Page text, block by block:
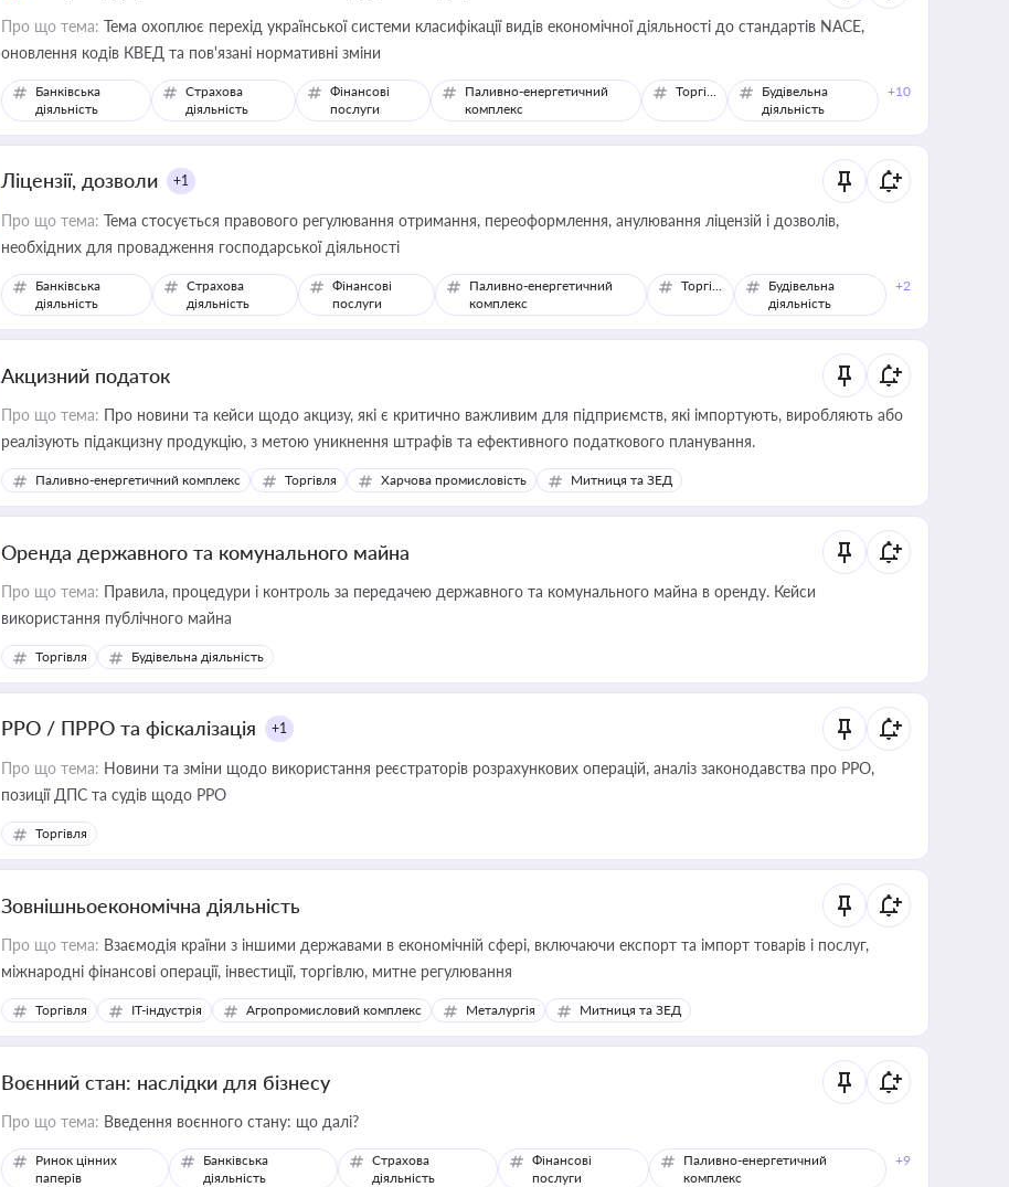
Про що тема: Тема охоплює перехід української системи класифікації видів економічної діяльності до стандартів NACE,
оновлення кодів КВЕД та пов'язані нормативні зміни
Банківська
діяльність
Страхова
діяльність
Фінансові
послуги
Паливно-енергетичний
комплекс
Торгівля
Будівельна
діяльність
+10
Ліцензії, дозволи +1
Про що тема: Тема стосується правового регулювання отримання, переоформлення, анулювання ліцензій і дозволів,
необхідних для провадження господарської діяльності
Банківська
діяльність
Страхова
діяльність
Фінансові
послуги
Паливно-енергетичний
комплекс
Торгівля
Будівельна
діяльність
+2
Акцизний податок
Про що тема: Про новини та кейси щодо акцизу, які є критично важливим для підприємств, які імпортують, виробляють або
реалізують підакцизну продукцію, з метою уникнення штрафів та ефективного податкового планування.
Паливно-енергетичний комплекс Торгівля Харчова промисловість Митниця та ЗЕД
Оренда державного та комунального майна
Про що тема: Правила, процедури і контроль за передачею державного та комунального майна в оренду. Кейси
використання публічного майна
Торгівля Будівельна діяльність
РРО / ПРРО та фіскалізація +1
Про що тема: Новини та зміни щодо використання реєстраторів розрахункових операцій, аналіз законодавства про РРО,
позиції ДПС та судів щодо РРО
Торгівля
Зовнішньоекономічна діяльність
Про що тема: Взаємодія країни з іншими державами в економічній сфері, включаючи експорт та імпорт товарів і послуг,
міжнародні фінансові операції, інвестиції, торгівлю, митне регулювання
Торгівля IT-індустрія Агропромисловий комплекс Металургія Митниця та ЗЕД
Воєнний стан: наслідки для бізнесу
Про що тема: Введення воєнного стану: що далі?
Ринок цінних
паперів
Банківська
діяльність
Страхова
діяльність
Фінансові
послуги
Паливно-енергетичний
комплекс
+9